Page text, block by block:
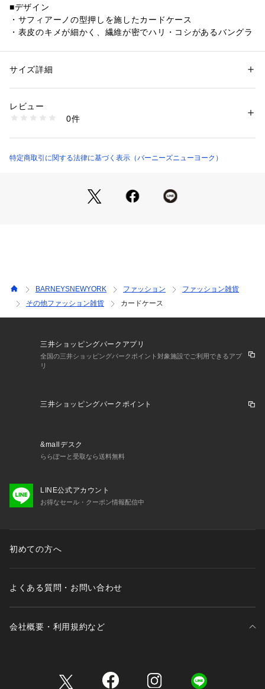
■デザイン
・サフィアーノの型押しを施したカードケース
・表皮のキメが細かく、繊維が密でハリ・コシがあるバングラ
・耐久性・撥水性の高いアイテム
・カードポケット×4
オリジナルコレクションでは、メンズ、ウィメンズのウェアや
ウェアは素材や縫製にこだわり、ベーシックなデザインに程よ
※アウトレット店舗・オンラインストアのみで展開してお
※本商品は、返品・交換をお受けいたしかねます。
している場合がございます。
性別：メンズ
貨
生産国：中国
1080000000495
サイズ詳細
レビュー
0件
特定商取引に関する法律に基づく表示（バーニーズニューヨーク）
BARNEYSNEWYORK ファッション
ファッション雑貨
その他ファッション雑貨
カードケース
三井ショッピングパークアプリ
全国の三井ショッピングパークポイント対象施設でご利用できるアプ
リ
三井ショッピングパークポイント
&mallデスク
ららぽーと受取なら送料無料
LINE公式アカウント
お得なセール・クーポン情報配信中
初めての方へ
よくある質問・お問い合わせ
会社概要・利用規約など